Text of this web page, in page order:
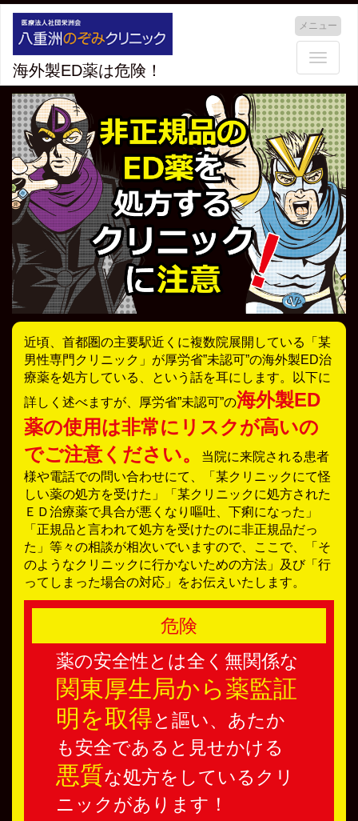
海外製ED薬は危険！
メニュー
Toggle
近頃、首都圏の主要駅近くに複数院展開している「某
男性専門クリニック」が厚労省”未認可”の海外製ED治
療薬を処方している、という話を耳にします。以下に
詳しく述べますが、厚労省”未認可”の海外製ED
薬の使用は非常にリスクが高いの
でご注意ください。
当院に来院される患者
様や電話での問い合わせにて、「某クリニックにて怪
しい薬の処方を受けた」「某クリニックに処方された
ＥＤ治療薬で具合が悪くなり嘔吐、下痢になった」
「正規品と言われて処方を受けたのに非正規品だっ
た」等々の相談が相次いでいますので、ここで、「そ
のようなクリニックに行かないための方法」及び「行
ってしまった場合の対応」をお伝えいたします。
危険
薬の安全性とは全く無関係な
関東厚生局から薬監証
明を取得と謳い、あたか
も安全であると見せかける
悪質な処方をしているクリ
ニックがあります！